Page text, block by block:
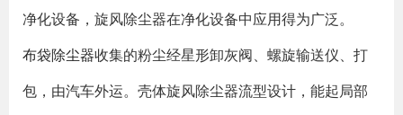
净化设备，旋风除尘器在净化设备中应用得为广泛。
布袋除尘器收集的粉尘经星形卸灰阀、螺旋输送仪、打
包，由汽车外运。壳体旋风除尘器流型设计，能起局部